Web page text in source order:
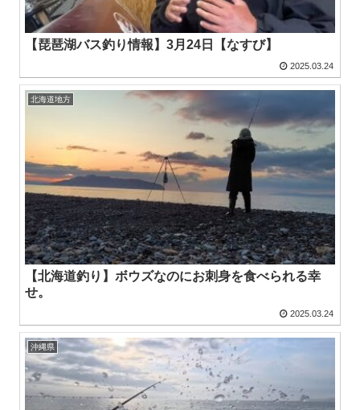
【琵琶湖バス釣り情報】3月24日【なすび】
2025.03.24
北海道地方
【北海道釣り】ボウズなのにお刺身を食べられる幸
せ。
2025.03.24
沖縄県